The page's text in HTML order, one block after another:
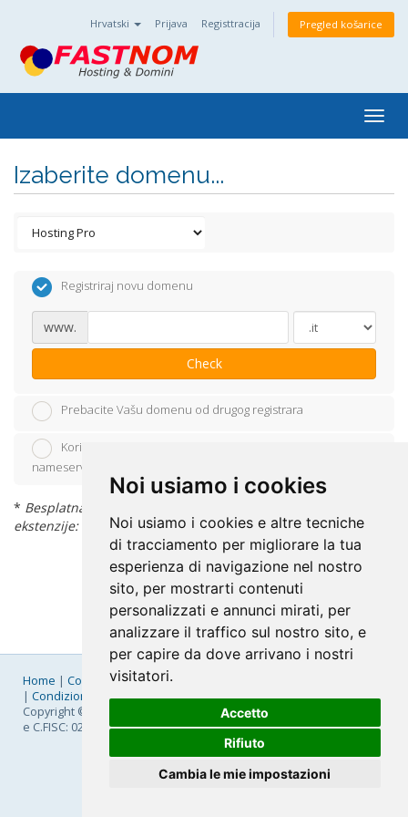
Noi usiamo i cookies
Noi usiamo i cookies e altre tecniche
di tracciamento per migliorare la tua
esperienza di navigazione nel nostro
sito, per mostrarti contenuti
personalizzati e annunci mirati, per
analizzare il traffico sul nostro sito, e
per capire da dove arrivano i nostri
visitatori.
Accetto
Rifiuto
Cambia le mie impostazioni
Hrvatski Prijava Registtracija Pregled košarice
Izaberite domenu...
Registriraj novu domenu
www.
Check
Prebacite Vašu domenu od drugog registrara
Koristit ću svoju postojeću domenu i uredit ću podatke o
nameserverima
* Besplatna registracija domene odnosi se samo na sljedeće
ekstenzije: .it, .edu.it, .eu, .com, .net, .org
Home | Company|Listino Prezzi
| Condizioni Generali|Fatturazione Elettronica|Mappa
Copyright © 2026 FastNom Planetel S.p.A. - Divisione .Cloud - P.IVA
e C.FISC: 02831630161